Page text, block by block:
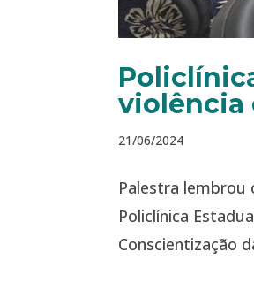
violência
21/06/2024
Palestra lembrou
Policlínica
Conscientização